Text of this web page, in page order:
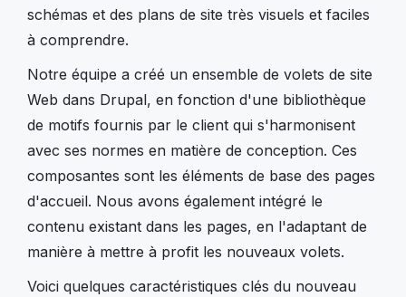
schémas et des plans de site très visuels et faciles
à comprendre.
Notre équipe a créé un ensemble de volets de site
Web dans Drupal, en fonction d'une bibliothèque
de motifs fournis par le client qui s'harmonisent
avec ses normes en matière de conception. Ces
composantes sont les éléments de base des pages
d'accueil. Nous avons également intégré le
contenu existant dans les pages, en l'adaptant de
manière à mettre à profit les nouveaux volets.
Voici quelques caractéristiques clés du nouveau